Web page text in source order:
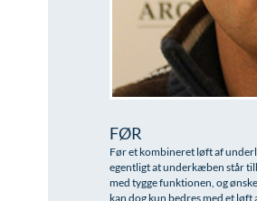
FØR
Før et kombineret løft af
egentligt at underkæben står
med tygge funktionen, og
kan dog kun bedres med et løft